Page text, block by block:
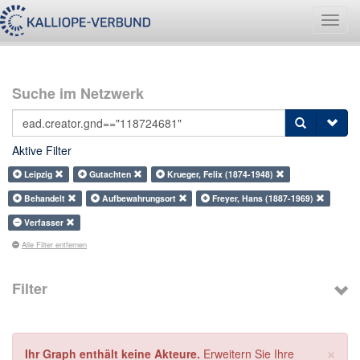
Suche im Netzwerk
Aktive Filter
Leipzig Gutachten
Krueger, Felix (1874-1948)
Behandelt
Aufbewahrungsort
Freyer, Hans (1887-1969)
Verfasser
Alle Filter entfernen
Filter
×
Ihr Graph enthält keine Akteure. Erweitern Sie Ihre